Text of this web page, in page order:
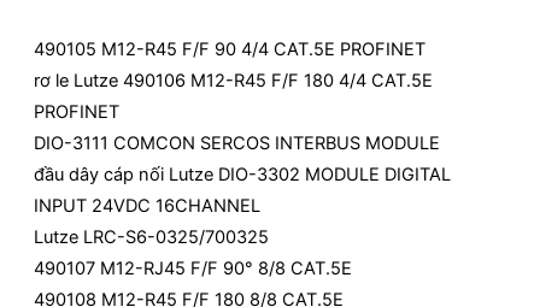
490105 M12-R45 F/F 90 4/4 CAT.5E PROFINET
rơ le Lutze 490106 M12-R45 F/F 180 4/4 CAT.5E
PROFINET
DIO-3111 COMCON SERCOS INTERBUS MODULE
đầu dây cáp nối Lutze DIO-3302 MODULE DIGITAL
INPUT 24VDC 16CHANNEL
Lutze LRC-S6-0325/700325
490107 M12-RJ45 F/F 90° 8/8 CAT.5E
490108 M12-R45 F/F 180 8/8 CAT.5E